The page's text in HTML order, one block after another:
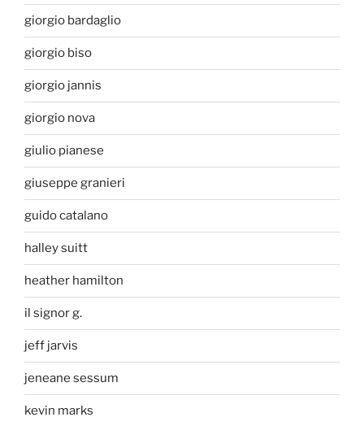
giorgio bardaglio
giorgio biso
giorgio jannis
giorgio nova
giulio pianese
giuseppe granieri
guido catalano
halley suitt
heather hamilton
il signor g.
jeff jarvis
jeneane sessum
kevin marks